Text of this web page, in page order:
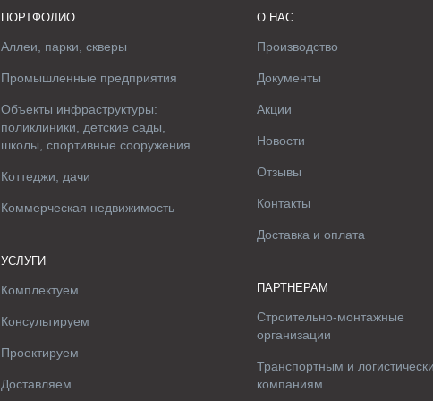
ПОРТФОЛИО
Аллеи, парки, скверы
Промышленные предприятия
Объекты инфраструктуры:
поликлиники, детские сады,
школы, спортивные сооружения
Коттеджи, дачи
Коммерческая недвижимость
УСЛУГИ
Комплектуем
Консультируем
Проектируем
Доставляем
О НАС
Производство
Документы
Акции
Новости
Отзывы
Контакты
Доставка и оплата
ПАРТНЕРАМ
Строительно-монтажные
организации
Транспортным и
компаниям